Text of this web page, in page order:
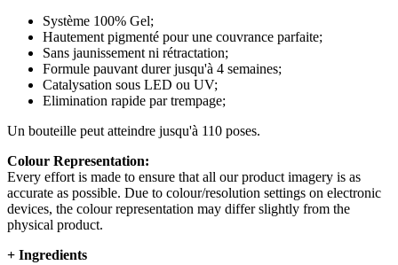
Système 100% Gel;
Hautement pigmenté pour une couvrance parfaite;
Sans jaunissement ni rétractation;
Formule pauvant durer jusqu'à 4 semaines;
Catalysation sous LED ou UV;
Elimination rapide par trempage;
Un bouteille peut atteindre jusqu'à 110 poses.
Colour Representation:
Every effort is made to ensure that all our product imagery is as
accurate as possible. Due to colour/resolution settings on electronic
devices, the colour representation may differ slightly from the
physical product.
+ Ingredients